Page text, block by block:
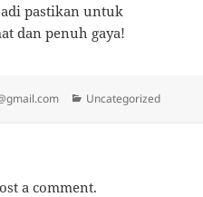
pastikan untuk
dan penuh gaya!
Categories
Uncategorized
a comment.